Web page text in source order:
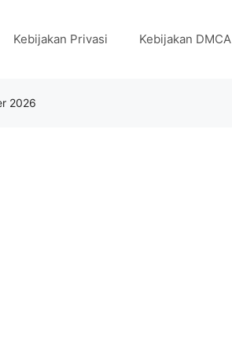
Kebijakan Privasi Kebijakan DMCA
2026